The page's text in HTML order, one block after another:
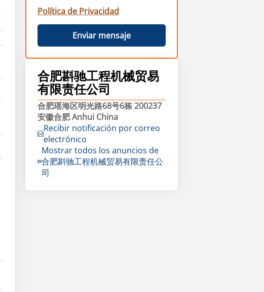
Política de Privacidad
Enviar mensaje
合肥斟驰工程机械贸易
有限责任公司
合肥瑶海区明光路68号6栋 200237
安徽合肥 Anhui China
Recibir notificación por correo
electrónico
Mostrar todos los anuncios de
合肥斟驰工程机械贸易有限责任公
司